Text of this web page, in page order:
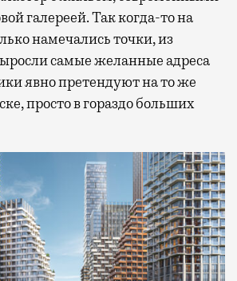
галереей. Так когда-то на
намечались точки, из
самые желанные адреса
явно претендуют на то же
просто в гораздо больших